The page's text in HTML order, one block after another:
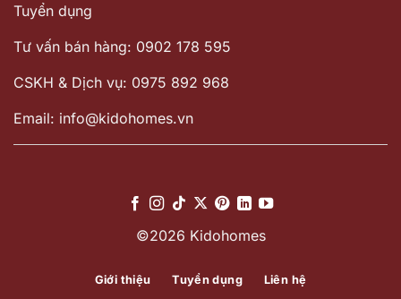
Tuyển dụng
Tư vấn bán hàng: 0902 178 595
CSKH & Dịch vụ: 0975 892 968
Email: info@kidohomes.vn
©2026 Kidohomes
Giới thiệu Tuyển dụng Liên hệ